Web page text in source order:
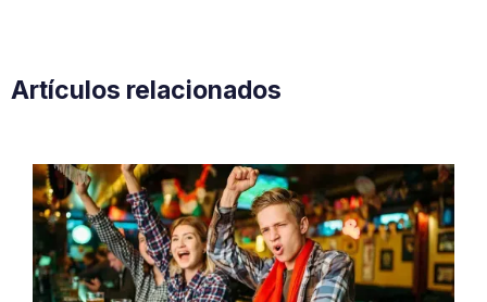
Artículos relacionados